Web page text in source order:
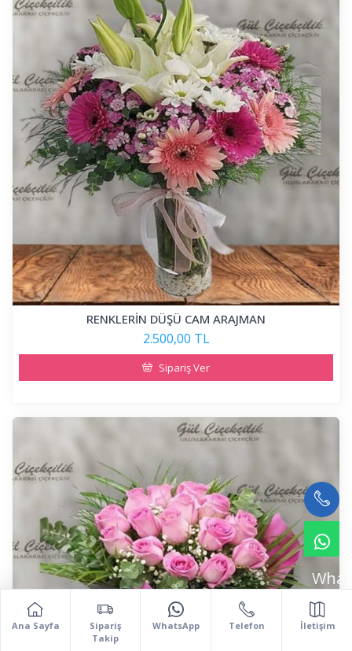
RENKLERİN DÜŞÜ CAM ARAJMAN
2.500,00 TL
Sipariş Ver
Ana Sayfa
Sipariş
Takip
WhatsApp Telefon İletişim